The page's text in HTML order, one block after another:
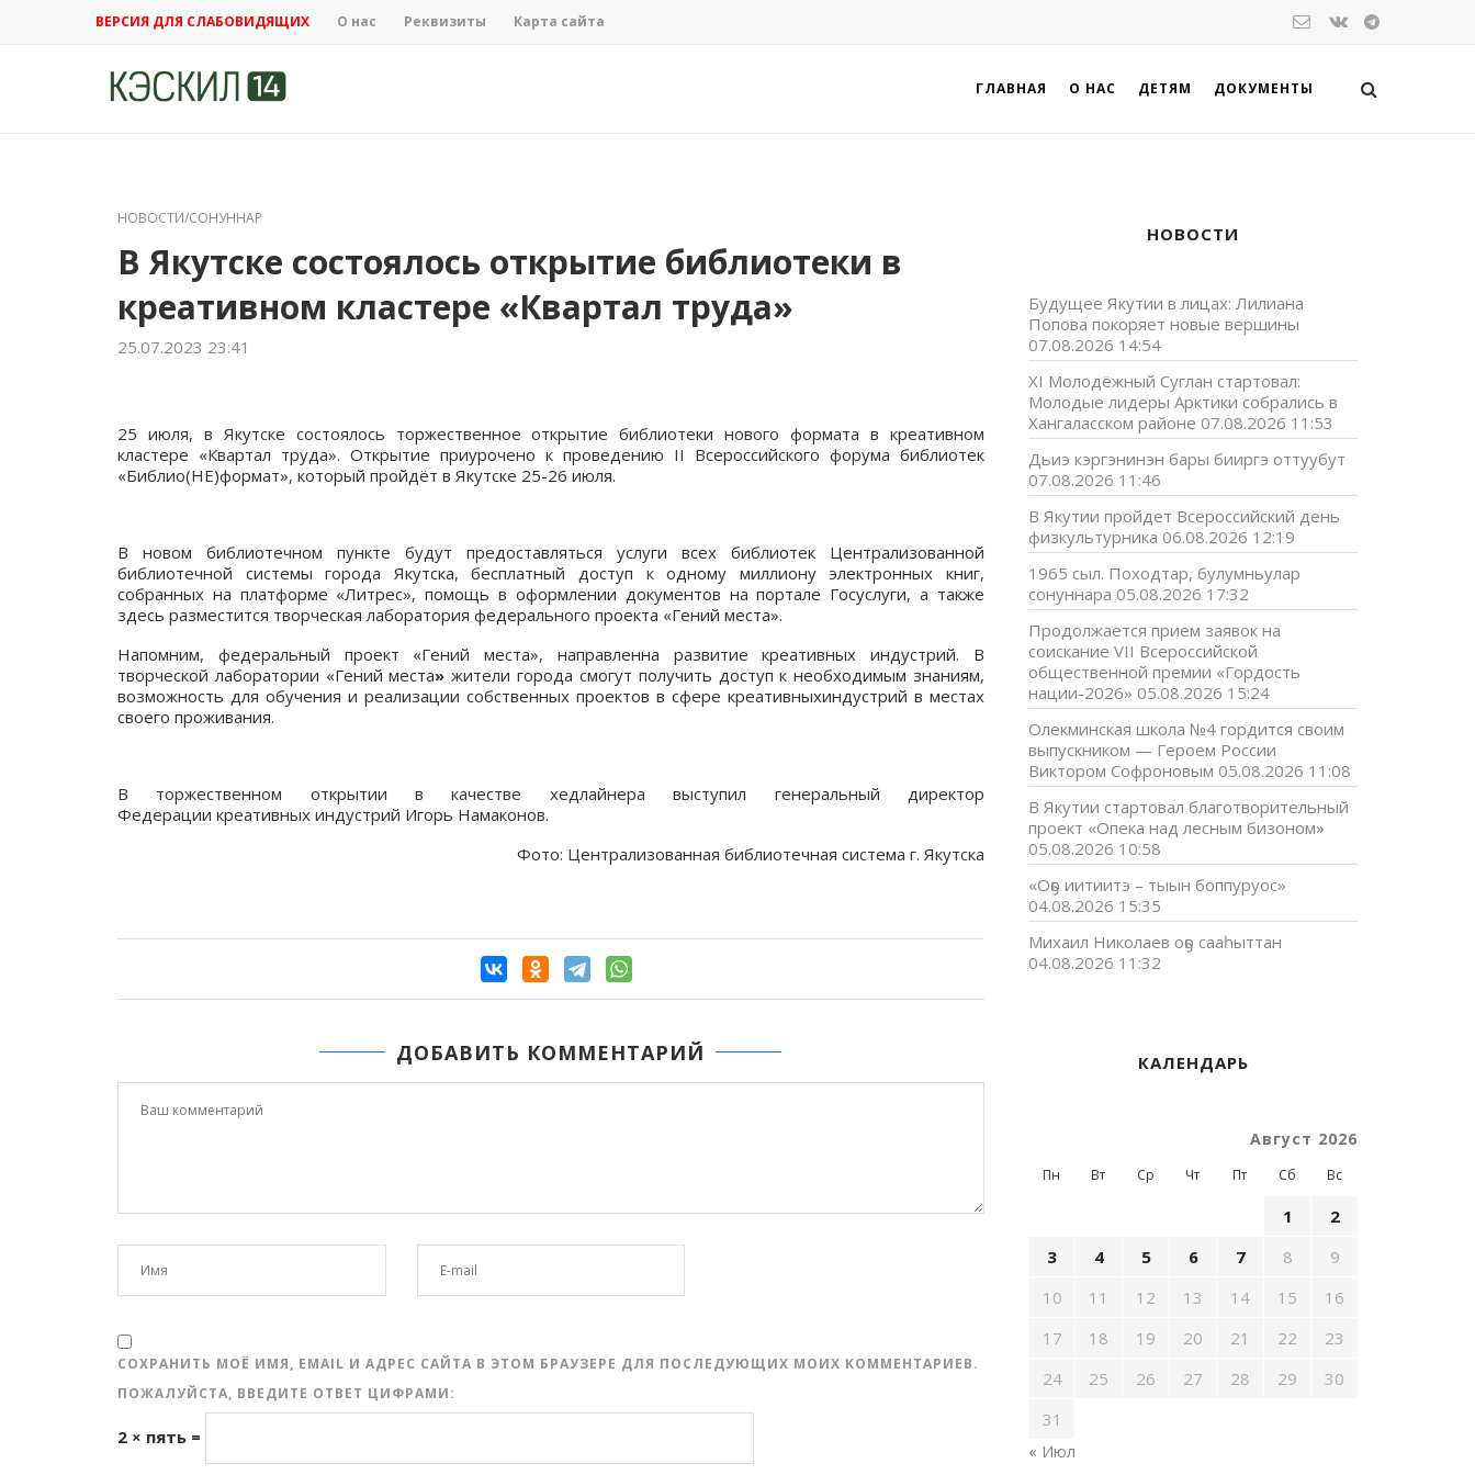
ВЕРСИЯ ДЛЯ СЛАБОВИДЯЩИХ О нас Реквизиты Карта сайта
ГЛАВНАЯ О НАС ДЕТЯМ ДОКУМЕНТЫ
НОВОСТИ/СОНУННАР
В Якутске состоялось открытие библиотеки в
креативном кластере «Квартал труда»
25.07.2023 23:41
25 июля, в Якутске состоялось торжественное открытие библиотеки нового формата в креативном
кластере «Квартал труда». Открытие приурочено к проведению II Всероссийского форума библиотек
«Библио(НЕ)формат», который пройдёт в Якутске 25-26 июля.
В новом библиотечном пункте будут предоставляться услуги всех библиотек Централизованной
библиотечной системы города Якутска, бесплатный доступ к одному миллиону электронных книг,
собранных на платформе «Литрес», помощь в оформлении документов на портале Госуслуги, а также
здесь разместится творческая лаборатория федерального проекта «Гений места».
Напомним, федеральный проект «Гений места», направленна развитие креативных индустрий. В
творческой лаборатории «Гений места» жители города смогут получить доступ к необходимым знаниям,
возможность для обучения и реализации собственных проектов в сфере креативныхиндустрий в местах
своего проживания.
В торжественном открытии в качестве хедлайнера выступил генеральный директор
Федерации креативных индустрий Игорь Намаконов.
Фото: Централизованная библиотечная система г. Якутска
ДОБАВИТЬ КОММЕНТАРИЙ
СОХРАНИТЬ МОЁ ИМЯ, EMAIL И АДРЕС САЙТА В ЭТОМ БРАУЗЕРЕ ДЛЯ ПОСЛЕДУЮЩИХ МОИХ КОММЕНТАРИЕВ.
ПОЖАЛУЙСТА, ВВЕДИТЕ ОТВЕТ ЦИФРАМИ:
2 × пять =
НОВОСТИ
Будущее Якутии в лицах: Лилиана
Попова покоряет новые вершины
07.08.2026 14:54
XI Молодёжный Суглан стартовал:
Молодые лидеры Арктики собрались в
Хангаласском районе 07.08.2026 11:53
Дьиэ кэргэнинэн бары бииргэ оттуубут
07.08.2026 11:46
В Якутии пройдет Всероссийский день
физкультурника 06.08.2026 12:19
1965 сыл. Походтар, булумньулар
сонуннара 05.08.2026 17:32
Продолжается прием заявок на
соискание VII Всероссийской
общественной премии «Гордость
нации-2026» 05.08.2026 15:24
Олекминская школа №4 гордится своим
выпускником — Героем России
Виктором Софроновым 05.08.2026 11:08
В Якутии стартовал благотворительный
проект «Опека над лесным бизоном»
05.08.2026 10:58
«Оҕо иитиитэ – тыын боппуруос»
04.08.2026 15:35
Михаил Николаев оҕо сааһыттан
04.08.2026 11:32
КАЛЕНДАРЬ
Август 2026
Пн Вт Ср Чт Пт Сб Вс
1
2
3
4 5 6 7 8
9
10
11 12 13 14 15
16
17
18 19 20 21 22
23
24
25 26 27 28 29
30
31
« Июл